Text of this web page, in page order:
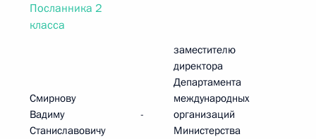
Посланника 2
класса
Смирнову
Вадиму
Станиславовичу
-
заместителю
директора
Департамента
международных
организаций
Министерства